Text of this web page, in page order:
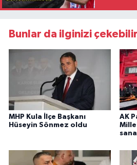
Bunlar da ilginizi çekebilir
MHP Kula İlçe Başkanı
Hüseyin Sönmez oldu
AK